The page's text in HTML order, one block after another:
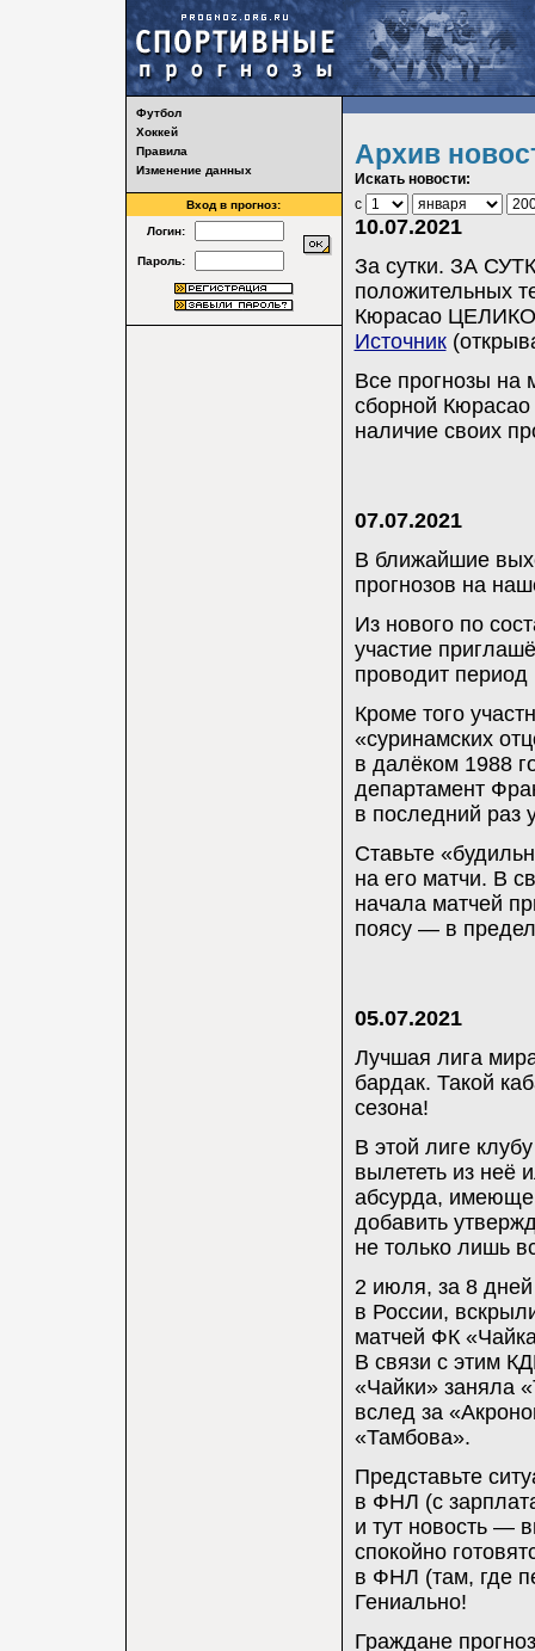
Футбол
Хоккей
Правила
Изменение данных
Вход в прогноз:
Логин:
Пароль:
Архив
Искать новости:
с
10.07.2021
За сутки. ЗА
положительных
Кюрасао
Источник
Все прогнозы на
сборной
наличие своих
07.07.2021
В ближайшие
прогнозов на
Из нового по
участие
проводит
Кроме того
«суринамских
в далёком 1988
департамент
в последний раз
Ставьте
на его матчи. В
начала матчей
поясу — в
05.07.2021
Лучшая лига
бардак. Такой
сезона!
В этой лиге
вылететь из неё
абсурда,
добавить
не только лишь
2 июля, за 8 дней
в России,
матчей ФК
В связи с этим
«Чайки» заняла
вслед за
«Тамбова».
Представьте
в ФНЛ (с
и тут новость —
спокойно
в ФНЛ (там, где
Гениально!
Граждане